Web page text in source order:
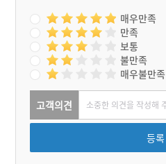
매우만족
만족
보통
불만족
매우불만족
고객의견
등록